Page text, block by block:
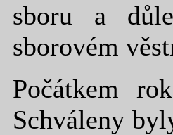
sboru a
sborovém
Počátkem
Schváleny